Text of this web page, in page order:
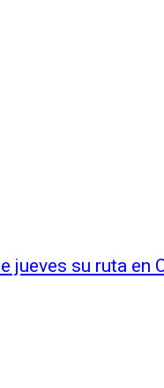
jueves su ruta en